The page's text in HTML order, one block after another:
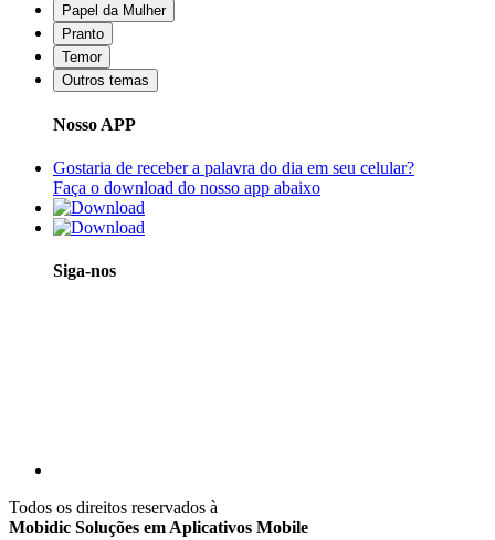
Papel da Mulher
Pranto
Temor
Outros temas
Nosso APP
Gostaria de receber a palavra do dia em seu celular?
Faça o download do nosso app abaixo
Siga-nos
Todos os direitos reservados à
Mobidic Soluções em Aplicativos Mobile